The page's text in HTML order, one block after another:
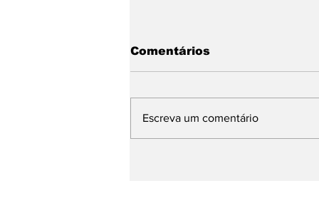
Comentários
Escreva um comentário